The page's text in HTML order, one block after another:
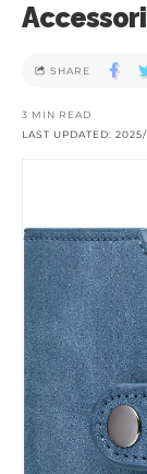
LAST UPDATED:
3 MIN READ
SHARE